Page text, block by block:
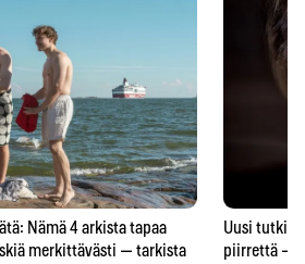
Nämä 4 arkista tapaa
merkittävästi — tarkista
Uusi
piirrettä –